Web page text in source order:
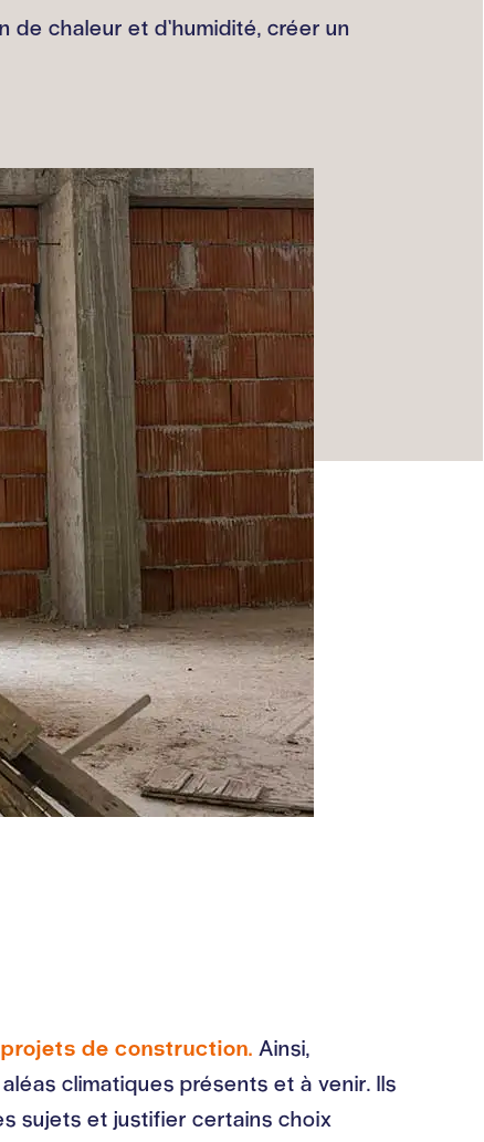
chaleur et d’humidité, créer un
de construction. Ainsi,
climatiques présents et à venir. Ils
sujets et justifier certains choix